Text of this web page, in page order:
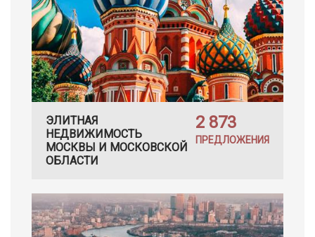
ЭЛИТНАЯ
НЕДВИЖИМОСТЬ
МОСКВЫ И МОСКОВСКОЙ
ОБЛАСТИ
2 873
ПРЕДЛОЖЕНИЯ